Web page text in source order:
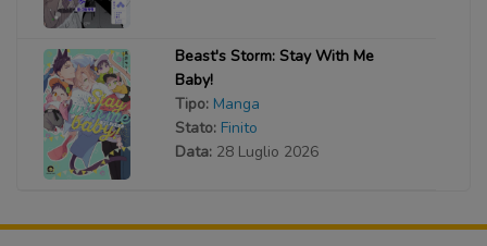
Beast's Storm: Stay With Me
Baby!
Tipo: Manga
Stato: Finito
Data: 28 Luglio 2026